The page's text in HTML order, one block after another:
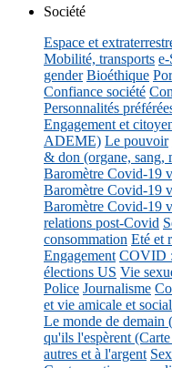
Société
Espace et
Mobilité, transports e-
gender Bioéthique
Confiance société
Personnalités
Engagement et
ADEME) Le pouvoir
& don (organe, sang,
Baromètre Covid-19
Baromètre Covid-19
Baromètre Covid-19
relations post-Covid
consommation Eté et
Engagement COVID
élections US Vie
Police Journalisme
et vie amicale et
Le monde de demain
qu'ils l'espèrent
autres et à l'argent